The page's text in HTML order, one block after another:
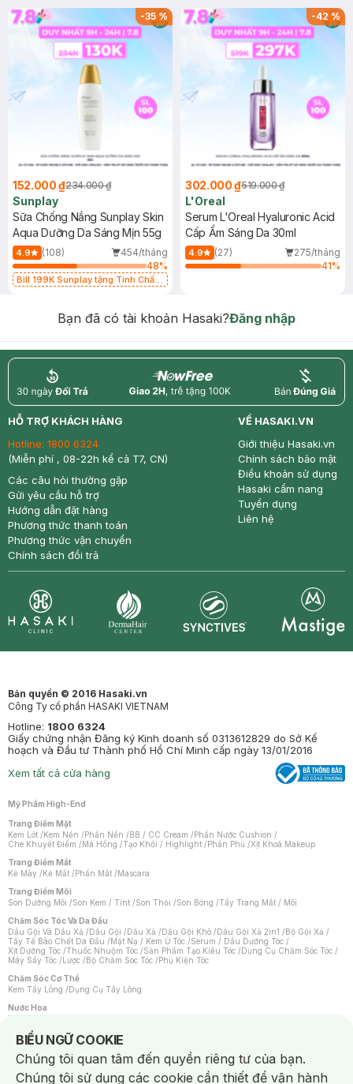
-35%
152.000 ₫234.000 ₫
Sunplay
Sữa Chống Nắng Sunplay Skin
Aqua Dưỡng Da Sáng Mịn 55g
4.9 (108)
454/tháng
48%
Bill 199K Sunplay tặng Tinh Chất
-42%
302.000 ₫519.000 ₫
L'Oreal
Serum L'Oreal Hyaluronic Acid
Cấp Ẩm Sáng Da 30ml
4.9 (27)
275/tháng
41%
Bạn đã có tài khoản Hasaki?Đăng nhập
return nowfree price
HỖ TRỢ KHÁCH HÀNG
Hotline: 1800 6324
(Miễn phí , 08-22h kể cả T7, CN)
Các câu hỏi thường gặp
Gửi yêu cầu hỗ trợ
Hướng dẫn đặt hàng
Phương thức thanh toán
Phương thức vận chuyển
Chính sách đổi trả
VỀ HASAKI.VN
Giới thiệu Hasaki.vn
Chính sách bảo mật
Điều khoản sử dụng
Hasaki cẩm nang
Tuyển dụng
Liên hệ
Bản quyền © 2016 Hasaki.vn
Công Ty cổ phần HASAKI VIETNAM
Hotline: 1800 6324
Giấy chứng nhận Đăng ký Kinh doanh số 0313612829 do Sở Kế
hoạch và Đầu tư Thành phố Hồ Chí Minh cấp ngày 13/01/2016
Xem tất cả cửa hàng
Mỹ Phẩm High-End
Trang Điểm Mặt
Kem Lót /Kem Nền /Phấn Nền /BB / CC Cream /Phấn Nước Cushion /
Che Khuyết Điểm /Má Hồng /Tạo Khối / Highlight /Phấn Phủ /Xịt Khoá Makeup
Trang Điểm Mắt
Kẻ Mày /Kẻ Mắt /Phấn Mắt /Mascara
Trang Điểm Môi
Son Dưỡng Môi /Son Kem / Tint /Son Thỏi /Son Bóng /Tẩy Trang Mắt / Môi
Chăm Sóc Tóc Và Da Đầu
Dầu Gội Và Dầu Xả /Dầu Gội /Dầu Xả /Dầu Gội Khô /Dầu Gội Xả 2in1 /Bộ Gội Xả /
Tẩy Tế Bào Chết Da Đầu /Mặt Nạ / Kem Ủ Tóc /Serum / Dầu Dưỡng Tóc /
Xịt Dưỡng Tóc /Thuốc Nhuộm Tóc /Sản Phẩm Tạo Kiểu Tóc /Dụng Cụ Chăm Sóc Tóc /
Máy Sấy Tóc /Lược /Bộ Chăm Sóc Tóc /Phụ Kiện Tóc
Chăm Sóc Cơ Thể
Kem Tẩy Lông /Dụng Cụ Tẩy Lông
Nước Hoa
Nước Hoa Nữ
Chăm Sóc Cá Nhân
Chống Muỗi /Khẩu Trang /Máy Massage/Mặt Nạ Xông Hơi /Nước Rửa Tay/
Sản Phẩm Chăm Sóc Khác /Bàn Chải Đánh Răng /Bàn Chải Điện/
Hỗ Trợ Trắng Răng/Kem Đánh Răng /Máy Tăm Nước/ Nước Súc Miệng/
BIỂU NGỮ COOKIE
Notice about cookies usage
Chúng tôi quan tâm đến quyền riêng tư của bạn.
Chúng tôi sử dụng các cookie cần thiết để vận hành